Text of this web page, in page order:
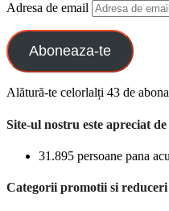
Adresa de email
Aboneaza-te
Alătură-te celorlalți 43 de
Site-ul nostru este apreciat de
31.895 persoane pana
Categorii promotii si